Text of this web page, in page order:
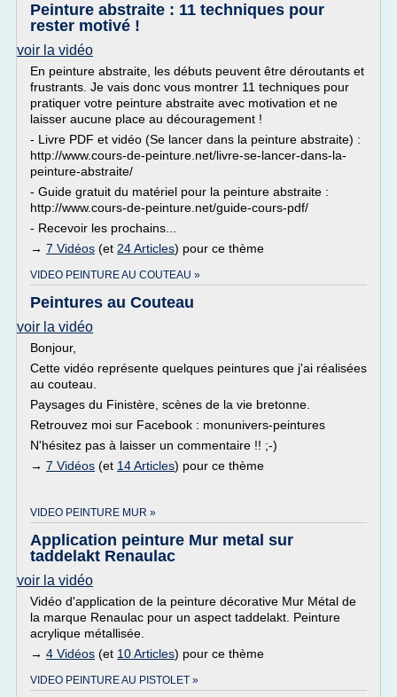
Peinture abstraite : 11 techniques pour
rester motivé !
voir la vidéo
En peinture abstraite, les débuts peuvent être déroutants et
frustrants. Je vais donc vous montrer 11 techniques pour
pratiquer votre peinture abstraite avec motivation et ne
laisser aucune place au découragement !
- Livre PDF et vidéo (Se lancer dans la peinture abstraite) :
http://www.cours-de-peinture.net/livre-se-lancer-dans-la-
peinture-abstraite/
- Guide gratuit du matériel pour la peinture abstraite :
http://www.cours-de-peinture.net/guide-cours-pdf/
- Recevoir les prochains...
→ 7 Vidéos (et 24 Articles) pour ce thème
VIDEO PEINTURE AU COUTEAU »
Peintures au Couteau
voir la vidéo
Bonjour,
Cette vidéo représente quelques peintures que j'ai réalisées
au couteau.
Paysages du Finistère, scènes de la vie bretonne.
Retrouvez moi sur Facebook : monunivers-peintures
N'hésitez pas à laisser un commentaire !! ;-)
→ 7 Vidéos (et 14 Articles) pour ce thème
VIDEO PEINTURE MUR »
Application peinture Mur metal sur
taddelakt Renaulac
voir la vidéo
Vidéo d'application de la peinture décorative Mur Métal de
la marque Renaulac pour un aspect taddelakt. Peinture
acrylique métallisée.
→ 4 Vidéos (et 10 Articles) pour ce thème
VIDEO PEINTURE AU PISTOLET »